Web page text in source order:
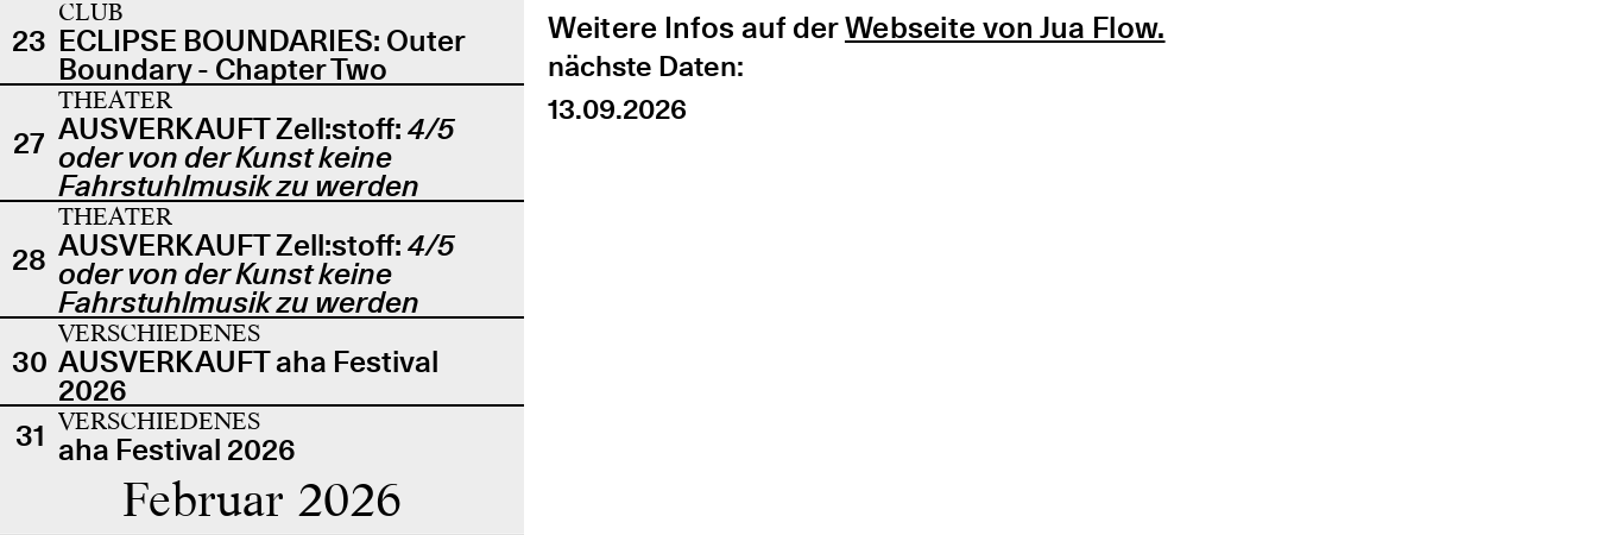
23
CLUB
ECLIPSE BOUNDARIES: Outer
Boundary - Chapter Two
27
THEATER
AUSVERKAUFT Zell:stoff: 4/5
oder von der Kunst keine
Fahrstuhlmusik zu werden
28
THEATER
AUSVERKAUFT Zell:stoff: 4/5
oder von der Kunst keine
Fahrstuhlmusik zu werden
30
VERSCHIEDENES
AUSVERKAUFT aha Festival
2026
31 VERSCHIEDENES
aha Festival 2026
Februar 2026
Weitere Infos auf derWebseite von Jua Flow.
nächste Daten:
13.09.2026